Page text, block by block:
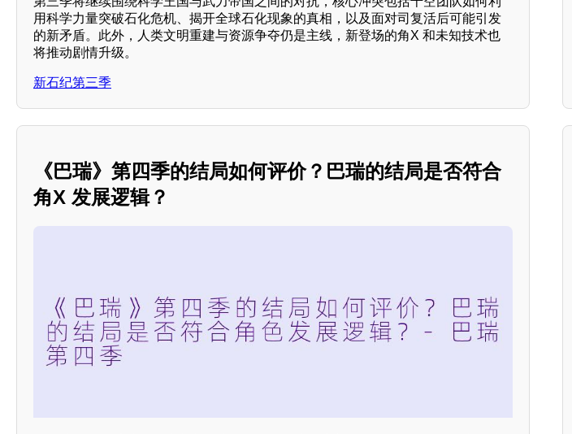
用科学力量突破石化危机、揭开全球石化现象的真相，以及面对司复活后可能引发
的新矛盾。此外，人类文明重建与资源争夺仍是主线，新登场的角X 和未知技术也
将推动剧情升级。
新石纪第三季
《巴瑞》第四季的结局如何评价？巴瑞的结局是否符合
角X 发展逻辑？